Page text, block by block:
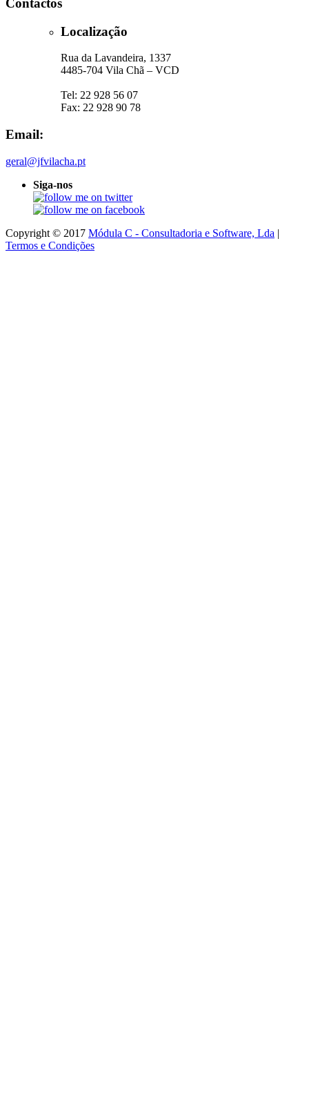
Contactos
Localização
Rua da Lavandeira, 1337
4485-704 Vila Chã – VCD
Tel: 22 928 56 07
Fax: 22 928 90 78
Email:
geral@jfvilacha.pt
Siga-nos
Copyright © 2017 Módula C - Consultadoria e Software, Lda |
Termos e Condições